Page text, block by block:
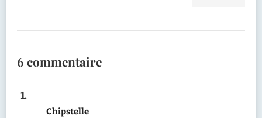
6 commentaire
Chipstelle